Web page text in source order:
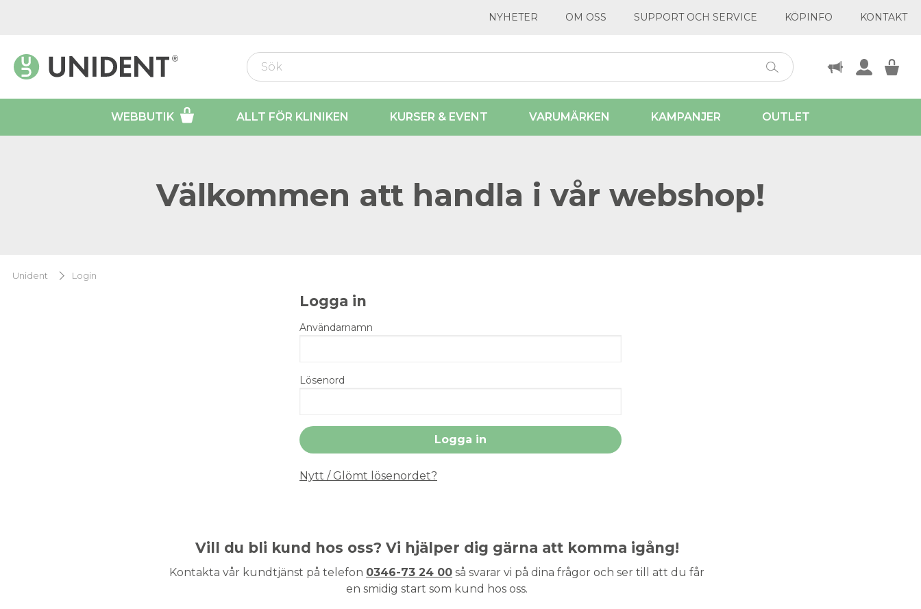
NYHETER OM OSS SUPPORT OCH SERVICE KÖPINFO KONTAKT
WEBBUTIK ALLT FÖR KLINIKEN KURSER & EVENT VARUMÄRKEN KAMPANJER OUTLET
Välkommen att handla i vår webshop!
Unident Login
Logga in
Användarnamn
Lösenord
Nytt / Glömt lösenordet?
Vill du bli kund hos oss? Vi hjälper dig gärna att komma igång!
Kontakta vår kundtjänst på telefon 0346-73 24 00 så svarar vi på dina frågor och ser till att du får
en smidig start som kund hos oss.